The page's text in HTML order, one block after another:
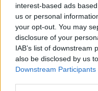
interest-based ads
us or personal
your opt-out. You may
disclosure of your
IAB’s list of downstream
also be disclosed by us
Downstream Participants
Τραγούδι τίτλων
Γεράσιμος
Μανουσάκη
Πρωταγωνιστούν: